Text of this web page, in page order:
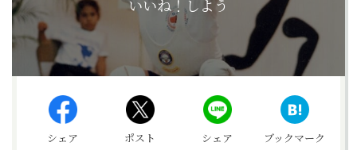
いいね！しよう
シェア ポスト シェア ブックマーク